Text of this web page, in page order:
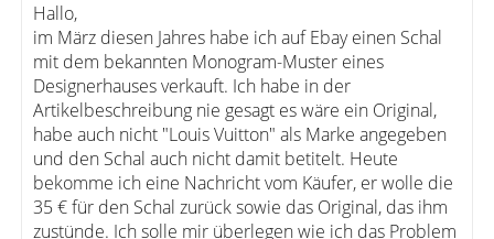
Hallo,
im März diesen Jahres habe ich auf Ebay einen Schal
mit dem bekannten Monogram-Muster eines
Designerhauses verkauft. Ich habe in der
Artikelbeschreibung nie gesagt es wäre ein Original,
habe auch nicht "Louis Vuitton" als Marke angegeben
und den Schal auch nicht damit betitelt. Heute
bekomme ich eine Nachricht vom Käufer, er wolle die
35 € für den Schal zurück sowie das Original, das ihm
zustünde. Ich solle mir überlegen wie ich das Problem